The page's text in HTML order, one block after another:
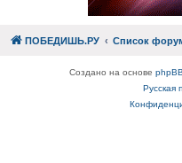
ПОБЕДИШЬ.РУ Список
Создано на основе phpBB
Русская